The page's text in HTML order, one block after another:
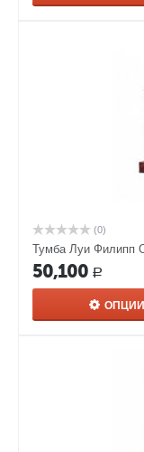
(0)
Тумба Луи Филипп
50,100 Р
ОПЦИИ